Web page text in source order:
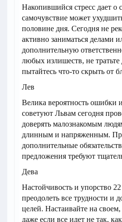
Накопившийся стресс дает о
самочувствие может
половине дня. Сегодня не
активно заниматься делами
дополнительную
любых излишеств, не
пытайтесь что-то скрыть от
Лев
Велика вероятность ошибки
советуют Львам сегодня
доверять малознакомым
длинным и напряженным.
дополнительные
предложения требуют
Дева
Настойчивость и упорство
преодолеть все трудности и
целей. Настаивайте на
даже если все идет не так,